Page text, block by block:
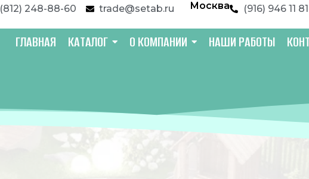
(812) 248-88-60 trade@setab.ru Москва (916) 946 11 81
ГЛАВНАЯ КАТАЛОГ О КОМПАНИИ НАШИ РАБОТЫ